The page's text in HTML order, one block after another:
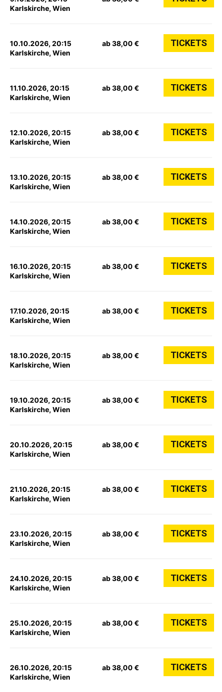
Karlskirche, Wien
10.10.2026, 20:15
Karlskirche, Wien
ab 38,00 € TICKETS
11.10.2026, 20:15
Karlskirche, Wien
ab 38,00 € TICKETS
12.10.2026, 20:15
Karlskirche, Wien
ab 38,00 € TICKETS
13.10.2026, 20:15
Karlskirche, Wien
ab 38,00 € TICKETS
14.10.2026, 20:15
Karlskirche, Wien
ab 38,00 € TICKETS
16.10.2026, 20:15
Karlskirche, Wien
ab 38,00 € TICKETS
17.10.2026, 20:15
Karlskirche, Wien
ab 38,00 € TICKETS
18.10.2026, 20:15
Karlskirche, Wien
ab 38,00 € TICKETS
19.10.2026, 20:15
Karlskirche, Wien
ab 38,00 € TICKETS
20.10.2026, 20:15
Karlskirche, Wien
ab 38,00 € TICKETS
21.10.2026, 20:15
Karlskirche, Wien
ab 38,00 € TICKETS
23.10.2026, 20:15
Karlskirche, Wien
ab 38,00 € TICKETS
24.10.2026, 20:15
Karlskirche, Wien
ab 38,00 € TICKETS
25.10.2026, 20:15
Karlskirche, Wien
ab 38,00 € TICKETS
26.10.2026, 20:15
Karlskirche, Wien
ab 38,00 € TICKETS